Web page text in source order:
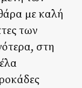
με καλή
των
στη